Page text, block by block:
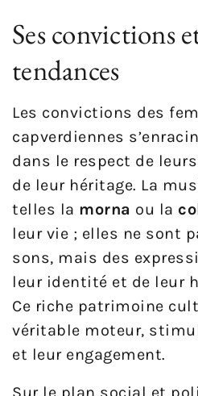
Ses convictions
tendances
Les convictions des
capverdiennes
dans le respect de
de leur héritage. La
telles la morna ou la
leur vie ; elles ne sont
sons, mais des
leur identité et de leur
Ce riche patrimoine
véritable moteur,
et leur engagement.